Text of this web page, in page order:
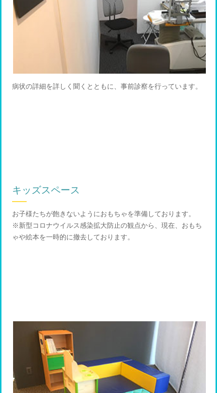
病状の詳細を詳しく聞くとともに、事前診察を行っています。
キッズスペース
お子様たちが飽きないようにおもちゃを準備しております。
※新型コロナウイルス感染拡大防止の観点から、現在、おもち
ゃや絵本を一時的に撤去しております。